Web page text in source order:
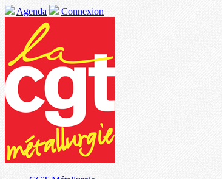
Agenda Connexion